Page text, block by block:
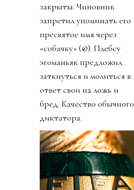
закрыты. Чиновник
запретил упоминать его
пресвятое имя через
«собачку» (@). Плебсу
эгоманьяк предложил
заткнуться и молиться в
ответ свои на ложь и
бред. Качество обычного
диктатора.